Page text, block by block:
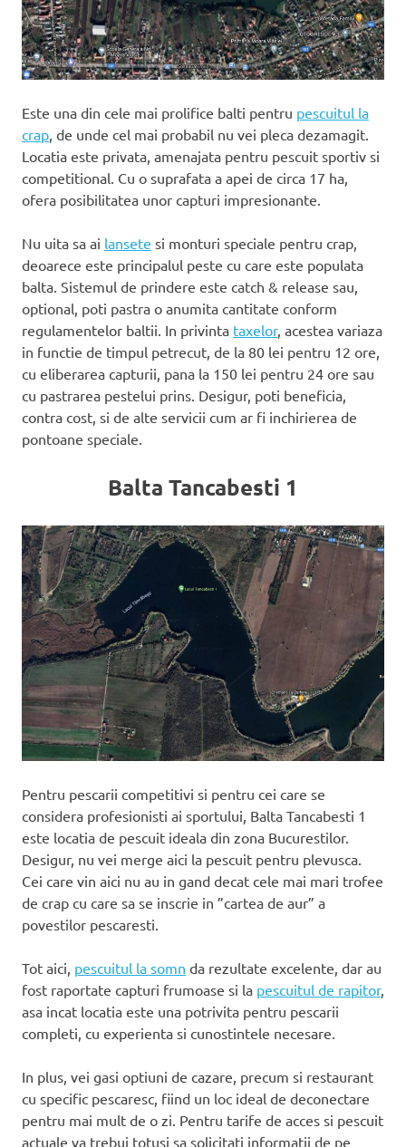
Este una din cele mai prolifice balti pentru pescuitul la
crap, de unde cel mai probabil nu vei pleca dezamagit.
Locatia este privata, amenajata pentru pescuit sportiv si
competitional. Cu o suprafata a apei de circa 17 ha,
ofera posibilitatea unor capturi impresionante.
Nu uita sa ai lansete si monturi speciale pentru crap,
deoarece este principalul peste cu care este populata
balta. Sistemul de prindere este catch & release sau,
optional, poti pastra o anumita cantitate conform
regulamentelor baltii. In privinta taxelor, acestea variaza
in functie de timpul petrecut, de la 80 lei pentru 12 ore,
cu eliberarea capturii, pana la 150 lei pentru 24 ore sau
cu pastrarea pestelui prins. Desigur, poti beneficia,
contra cost, si de alte servicii cum ar fi inchirierea de
pontoane speciale.
Balta Tancabesti 1
Pentru pescarii competitivi si pentru cei care se
considera profesionisti ai sportului, Balta Tancabesti 1
este locatia de pescuit ideala din zona Bucurestilor.
Desigur, nu vei merge aici la pescuit pentru plevusca.
Cei care vin aici nu au in gand decat cele mai mari trofee
de crap cu care sa se inscrie in ”cartea de aur” a
povestilor pescaresti.
Tot aici, pescuitul la somn da rezultate excelente, dar au
fost raportate capturi frumoase si la pescuitul de rapitor,
asa incat locatia este una potrivita pentru pescarii
completi, cu experienta si cunostintele necesare.
In plus, vei gasi optiuni de cazare, precum si restaurant
cu specific pescaresc, fiind un loc ideal de deconectare
pentru mai mult de o zi. Pentru tarife de acces si pescuit
actuale va trebui totusi sa solicitati informatii de pe